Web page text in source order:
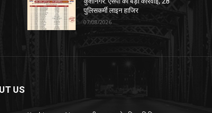
पुलिसकर्मी लाइन हाजिर
07/08/2026
US